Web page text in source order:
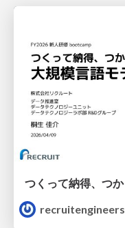
recruitengineers